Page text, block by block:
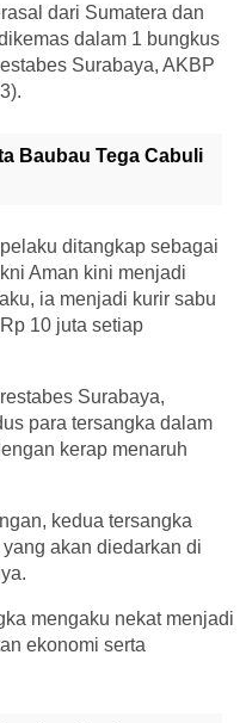
dari Sumatera dan
dalam 1 bungkus
Surabaya, AKBP
Baubau Tega Cabuli
ditangkap sebagai
Aman kini menjadi
ia menjadi kurir sabu
10 juta setiap
Surabaya,
para tersangka dalam
kerap menaruh
kedua tersangka
akan diedarkan di
mengaku nekat menjadi
ekonomi serta